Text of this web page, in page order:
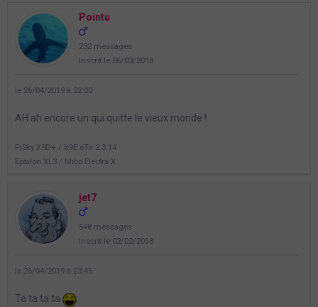
Pointu
232 messages
Inscrit le 06/03/2018
le 26/04/2019 à 22:00
AH ah encore un qui quitte le vieux monde !
FrSky X9D+ / X9E oTx 2.3.14
Epsilon XL3 / Mibo Electra X
jet7
548 messages
Inscrit le 02/02/2018
le 26/04/2019 à 23:45
Ta ta ta ta